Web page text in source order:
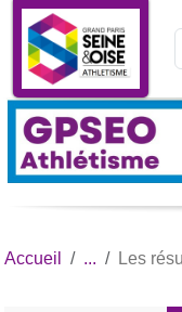
Accueil Les
Panneau de gestion